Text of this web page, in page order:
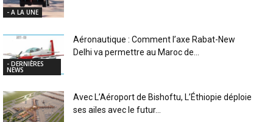
- A LA UNE
- DERNIÈRES
NEWS
Aéronautique : Comment l’axe Rabat-New
Delhi va permettre au Maroc de...
Avec L’Aéroport de Bishoftu, L’Éthiopie déploie
ses ailes avec le futur...